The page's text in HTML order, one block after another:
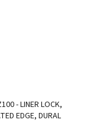
- LINER LOCK,
EDGE, DURAL